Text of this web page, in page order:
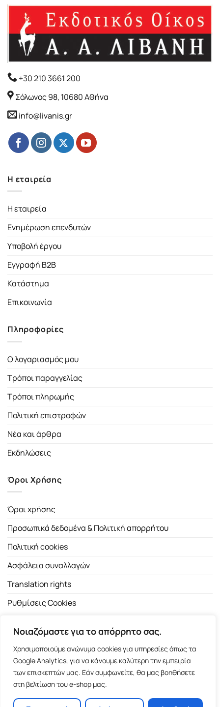
Νοιαζόμαστε για το απόρρητο σας.
Χρησιμοποιούμε ανώνυμα cookies για υπηρεσίες όπως τα
Google Analytics, για να κάνουμε καλύτερη την εμπειρία
των επισκεπτών μας. Εάν συμφωνείτε, θα μας βοηθήσετε
στη βελτίωση του e-shop μας.
+30 210 3661 200
Σόλωνος 98, 10680 Αθήνα
info@livanis.gr
Η εταιρεία
Η εταιρεία
Ενημέρωση επενδυτών
Υποβολή έργου
Εγγραφή B2B
Κατάστημα
Επικοινωνία
Πληροφορίες
Ο λογαριασμός μου
Τρόποι παραγγελίας
Τρόποι πληρωμής
Πολιτική επιστροφών
Νέα και άρθρα
Εκδηλώσεις
Όροι Χρήσης
Όροι χρήσης
Προσωπικά δεδομένα & Πολιτική απορρήτου
Πολιτική cookies
Ασφάλεια συναλλαγών
Translation rights
Ρυθμίσεις Cookies
Copyright 2026 ©Εκδοτικός Οίκος Α.Α. Λιβάνη| All rights
reserved.
Σόλωνος 98, 10680 Αθήνα | Τ:2103661200- F: 2103617791